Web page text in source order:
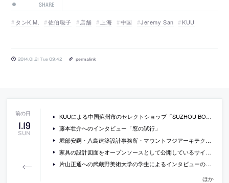
SHARE
タンK.M. 佐伯聡子 店舗 上海 中国 Jeremy San KUU
2014.01.21 Tue 09:42 permalink
1.19
SUN
KUUによる中国蘇州市のセレクトショップ「SUZHOU BOUTIQUE」
藤本壮介へのインタビュー「窓の試行」
堀部安嗣・八島建築設計事務所・マウントフジアーキテクツスタジオらのディテールを紹介している書籍『建築知識2014年2月号』
家具の設計図面をオープンソースとして公開しているサイト「OpenDesk」
片山正通への武蔵野美術大学の学生によるインタビューの後編
ほか